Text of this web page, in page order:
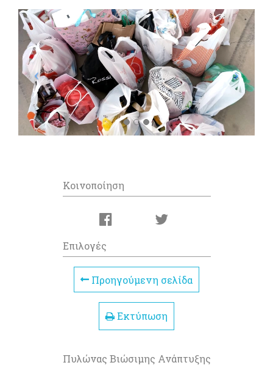
Κοινοποίηση
Επιλογές
Προηγούμενη σελίδα
Εκτύπωση
Πυλώνας Βιώσιμης Ανάπτυξης